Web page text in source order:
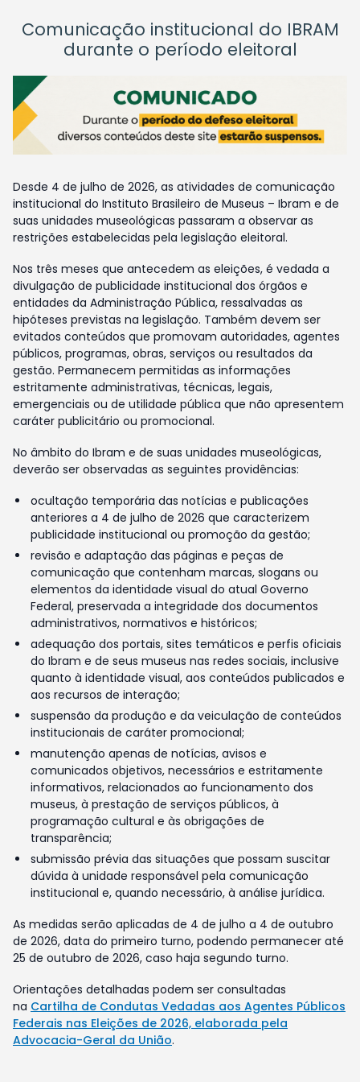
Comunicação institucional do IBRAM
durante o período eleitoral
Desde 4 de julho de 2026, as atividades de comunicação
institucional do Instituto Brasileiro de Museus – Ibram e de
suas unidades museológicas passaram a observar as
restrições estabelecidas pela legislação eleitoral.
Nos três meses que antecedem as eleições, é vedada a
divulgação de publicidade institucional dos órgãos e
entidades da Administração Pública, ressalvadas as
hipóteses previstas na legislação. Também devem ser
evitados conteúdos que promovam autoridades, agentes
públicos, programas, obras, serviços ou resultados da
gestão. Permanecem permitidas as informações
estritamente administrativas, técnicas, legais,
emergenciais ou de utilidade pública que não apresentem
caráter publicitário ou promocional.
No âmbito do Ibram e de suas unidades museológicas,
deverão ser observadas as seguintes providências:
ocultação temporária das notícias e publicações
anteriores a 4 de julho de 2026 que caracterizem
publicidade institucional ou promoção da gestão;
revisão e adaptação das páginas e peças de
comunicação que contenham marcas, slogans ou
elementos da identidade visual do atual Governo
Federal, preservada a integridade dos documentos
administrativos, normativos e históricos;
adequação dos portais, sites temáticos e perfis oficiais
do Ibram e de seus museus nas redes sociais, inclusive
quanto à identidade visual, aos conteúdos publicados e
aos recursos de interação;
suspensão da produção e da veiculação de conteúdos
institucionais de caráter promocional;
manutenção apenas de notícias, avisos e
comunicados objetivos, necessários e estritamente
informativos, relacionados ao funcionamento dos
museus, à prestação de serviços públicos, à
programação cultural e às obrigações de
transparência;
submissão prévia das situações que possam suscitar
dúvida à unidade responsável pela comunicação
institucional e, quando necessário, à análise jurídica.
As medidas serão aplicadas de 4 de julho a 4 de outubro
de 2026, data do primeiro turno, podendo permanecer até
25 de outubro de 2026, caso haja segundo turno.
Orientações detalhadas podem ser consultadas
na Cartilha de Condutas Vedadas aos Agentes Públicos
Federais nas Eleições de 2026, elaborada pela
Advocacia-Geral da União.